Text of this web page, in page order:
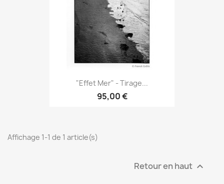
"Effet Mer" - Tirage...
95,00 €
Affichage 1-1 de 1 article(s)
Retour en haut 